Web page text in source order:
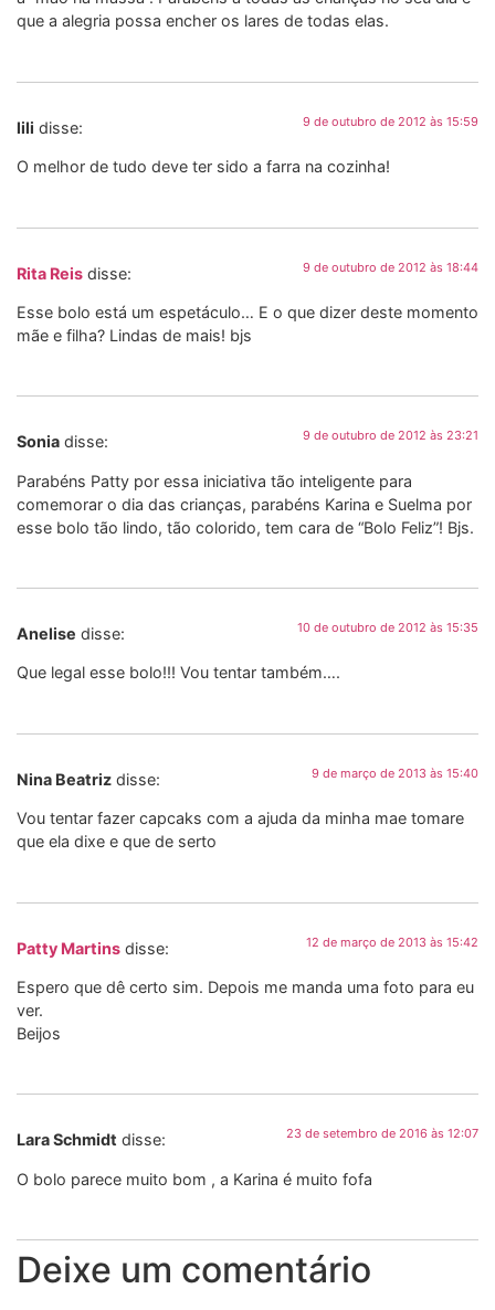
que a alegria possa encher os lares de todas elas.
lili disse: 9 de outubro de 2012 às 15:59
O melhor de tudo deve ter sido a farra na cozinha!
Rita Reis disse: 9 de outubro de 2012 às 18:44
Esse bolo está um espetáculo… E o que dizer deste momento
mãe e filha? Lindas de mais! bjs
Sonia disse: 9 de outubro de 2012 às 23:21
Parabéns Patty por essa iniciativa tão inteligente para
comemorar o dia das crianças, parabéns Karina e Suelma por
esse bolo tão lindo, tão colorido, tem cara de “Bolo Feliz”! Bjs.
Anelise disse: 10 de outubro de 2012 às 15:35
Que legal esse bolo!!! Vou tentar também….
Nina Beatriz disse: 9 de março de 2013 às 15:40
Vou tentar fazer capcaks com a ajuda da minha mae tomare
que ela dixe e que de serto
Patty Martins disse: 12 de março de 2013 às 15:42
Espero que dê certo sim. Depois me manda uma foto para eu
ver.
Beijos
Lara Schmidt disse: 23 de setembro de 2016 às 12:07
O bolo parece muito bom , a Karina é muito fofa
Deixe um comentário